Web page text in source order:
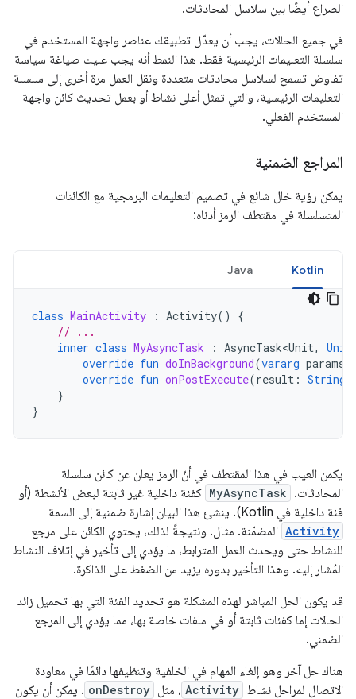
الصراع أيضًا بين سلاسل المحادثات.
في جميع الحالات، يجب أن يعدّل تطبيقك عناصر واجهة المستخدم في
سلسلة التعليمات الرئيسية فقط. هذا النمط أنه يجب عليك صياغة سياسة
تفاوض تسمح لسلاسل محادثات متعددة ونقل العمل مرة أخرى إلى سلسلة
التعليمات الرئيسية، والتي تمثل أعلى نشاط أو بعمل تحديث كائن واجهة
المستخدم الفعلي.
المراجع الضمنية
يمكن رؤية خلل شائع في تصميم التعليمات البرمجية مع الكائنات
المتسلسلة في مقتطف الرمز أدناه:
Kotlin
Java
class MainActivity : Activity()
{
// ...
inner class MyAsyncTask : AsyncTask<Unit, Unit
override fun doInBackground(vararg params
override fun onPostExecute(result : String
}
}
يكمن العيب في هذا المقتطف في أنّ الرمز يعلن عن كائن سلسلة
المحادثات. MyAsyncTask كفئة داخلية غير ثابتة لبعض الأنشطة (أو
فئة داخلية في Kotlin). ينشئ هذا البيان إشارة ضمنية إلى السمة
Activity المضمّنة. مثال. ونتيجةً لذلك، يحتوي الكائن على مرجع
للنشاط حتى ويحدث العمل المترابط، ما يؤدي إلى تأخير في إتلاف النشاط
المُشار إليه. وهذا التأخير بدوره يزيد من الضغط على الذاكرة.
قد يكون الحل المباشر لهذه المشكلة هو تحديد الفئة التي بها تحميل زائد
الحالات إما كفئات ثابتة أو في ملفات خاصة بها، مما يؤدي إلى المرجع
الضمني.
هناك حل آخر وهو إلغاء المهام في الخلفية وتنظيفها دائمًا في معاودة
الاتصال لمراحل نشاط Activity ، مثل onDestroy . يمكن أن يكون